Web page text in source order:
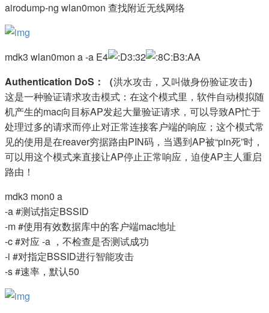
airodump-ng wlan0mon 查找附近无线网络
mdk3 wlan0mon a -a E4 32
B3:AA
Authentication DoS：（洪水攻击，又叫做身份验证攻击）
这是一种验证请求攻击模式：在这个模式里，软件自动模拟随
机产生的mac向目标AP发起大量验证请求，可以导致AP忙于
处理过多的请求而停止对正常连接客户端的响应；这个模式常
见的使用是在reaver穷据路由PIN码，当遇到AP被“pin死”时，
可以用这个模式来直接让AP停止正常响应，迫使AP主人重启
路由！
mdk3 mon0 a
-a #测试指定BSSID
-m #使用有效数据库中的客户端mac地址
-c #对应 -a ，不检查是否测试成功
-i #对指定BSSID进行智能攻击
-s #速率，默认50